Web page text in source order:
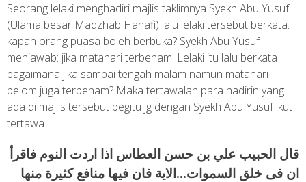
Seorang lelaki menghadiri majlis taklimnya Syekh Abu Yusuf
(Ulama besar Madzhab Hanafi) lalu lelaki tersebut berkata:
kapan orang puasa boleh berbuka? Syekh Abu Yusuf
menjawab: jika matahari terbenam. Lelaki itu lalu berkata :
bagaimana jika sampai tengah malam namun matahari
belom juga terbenam? Maka tertawalah para hadirin yang
ada di majlis tersebut begitu jg dengan Syekh Abu Yusuf ikut
tertawa.
قال الحبيب علي بن حسن العطاس اذا اردت النوم فاقرأ
ان فى خلق السموات…الاية فان فيها منافع كثيرة منها